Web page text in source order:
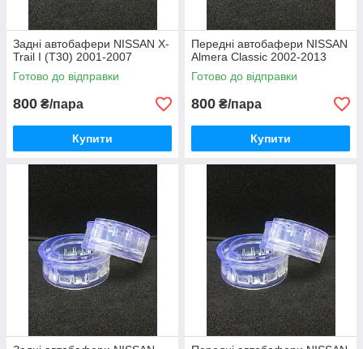
Задні автобафери NISSAN X-
Trail I (T30) 2001-2007
Готово до відправки
800 ₴/пара
Купити
Передні автобафери NISSAN
Almera Classic 2002-2013
Готово до відправки
800 ₴/пара
Купити